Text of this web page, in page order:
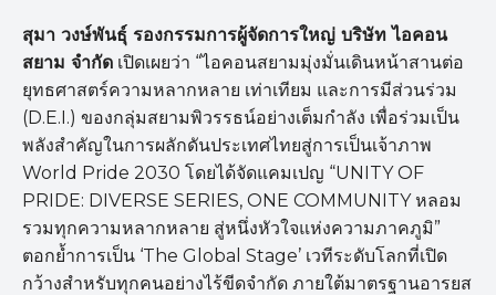
สุมา วงษ์พันธุ์ รองกรรมการผู้จัดการใหญ่ บริษัท ไอคอน
สยาม จำกัด เปิดเผยว่า “ไอคอนสยามมุ่งมั่นเดินหน้าสานต่อ
ยุทธศาสตร์ความหลากหลาย เท่าเทียม และการมีส่วนร่วม
(D.E.I.) ของกลุ่มสยามพิวรรธน์อย่างเต็มกำลัง เพื่อร่วมเป็น
พลังสำคัญในการผลักดันประเทศไทยสู่การเป็นเจ้าภาพ
World Pride 2030 โดยได้จัดแคมเปญ “UNITY OF
PRIDE: DIVERSE SERIES, ONE COMMUNITY หลอม
รวมทุกความหลากหลาย สู่หนึ่งหัวใจแห่งความภาคภูมิ”
ตอกย้ำการเป็น ‘The Global Stage’ เวทีระดับโลกที่เปิด
กว้างสำหรับทุกคนอย่างไร้ขีดจำกัด ภายใต้มาตรฐานอารยส